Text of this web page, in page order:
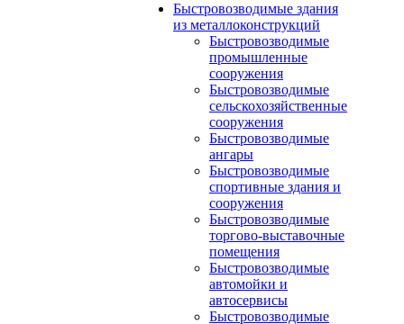
Быстровозводимые здания
из металлоконструкций
Быстровозводимые
промышленные
сооружения
Быстровозводимые
сельскохозяйственные
сооружения
Быстровозводимые
ангары
Быстровозводимые
спортивные здания и
сооружения
Быстровозводимые
торгово-выставочные
помещения
Быстровозводимые
автомойки и
автосервисы
Быстровозводимые